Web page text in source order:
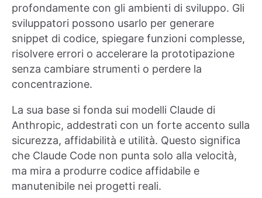
profondamente con gli ambienti di sviluppo. Gli
sviluppatori possono usarlo per generare
snippet di codice, spiegare funzioni complesse,
risolvere errori o accelerare la prototipazione
senza cambiare strumenti o perdere la
concentrazione.
La sua base si fonda sui modelli Claude di
Anthropic, addestrati con un forte accento sulla
sicurezza, affidabilità e utilità. Questo significa
che Claude Code non punta solo alla velocità,
ma mira a produrre codice affidabile e
manutenibile nei progetti reali.